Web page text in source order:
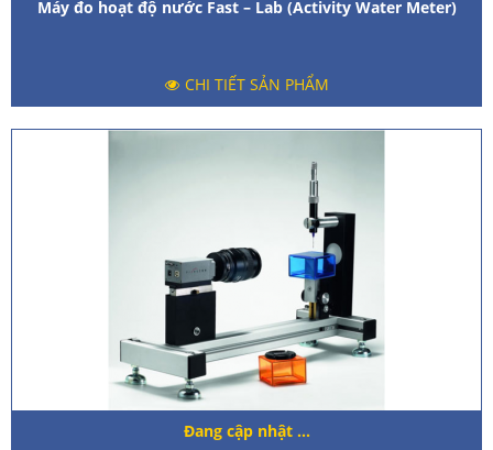
Máy đo hoạt độ nước Fast – Lab (Activity Water Meter)
CHI TIẾT SẢN PHẨM
Đang cập nhật ...